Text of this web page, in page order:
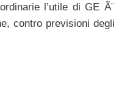
l’utile di GE Ã¨
contro previsioni degli